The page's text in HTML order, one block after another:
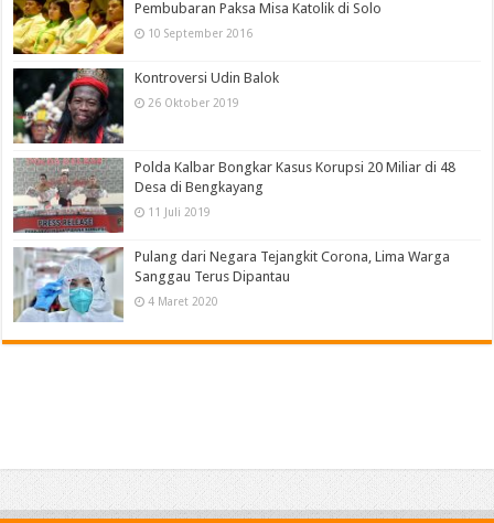
Pembubaran Paksa Misa Katolik di Solo
10 September 2016
Kontroversi Udin Balok
26 Oktober 2019
Polda Kalbar Bongkar Kasus Korupsi 20 Miliar di 48
Desa di Bengkayang
11 Juli 2019
Pulang dari Negara Tejangkit Corona, Lima Warga
Sanggau Terus Dipantau
4 Maret 2020